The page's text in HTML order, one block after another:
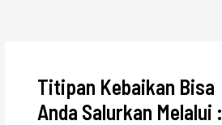
Titipan Kebaikan Bisa
Anda Salurkan Melalui :